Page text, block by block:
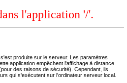
l'application '/'.
produite sur le serveur. Les paramètres
application empêchent l'affichage à distance
des raisons de sécurité). Cependant, ils
qui s'exécutent sur l'ordinateur serveur local.